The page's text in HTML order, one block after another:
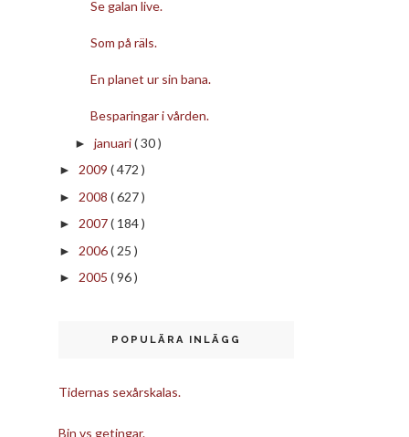
Se galan live.
Som på räls.
En planet ur sin bana.
Besparingar i vården.
► januari( 30 )
► 2009 ( 472 )
► 2008 ( 627 )
► 2007( 184 )
► 2006( 25 )
► 2005 ( 96 )
POPULÄRA INLÄGG
Tidernas sexårskalas.
Bin vs getingar.